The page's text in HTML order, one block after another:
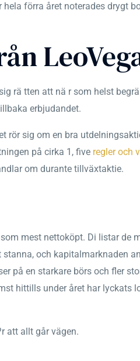
förra året noterades drygt
rä tten att nä r som helst
erbjudandet.
rör sig om en bra
på cirka 1, five regler och
om durante tillväxtaktie.
mest nettoköpt. Di listar de
och kapitalmarknaden
på en starkare börs och fler
hittills under året har lyckats
att allt går vägen.